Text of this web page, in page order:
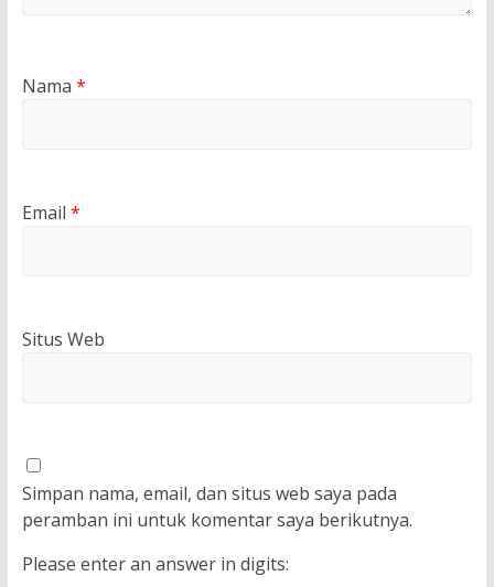
Nama *
Email *
Situs Web
Simpan nama, email, dan situs web saya pada
peramban ini untuk komentar saya berikutnya.
Please enter an answer in digits: